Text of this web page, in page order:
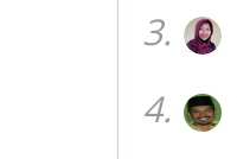
3.
4.